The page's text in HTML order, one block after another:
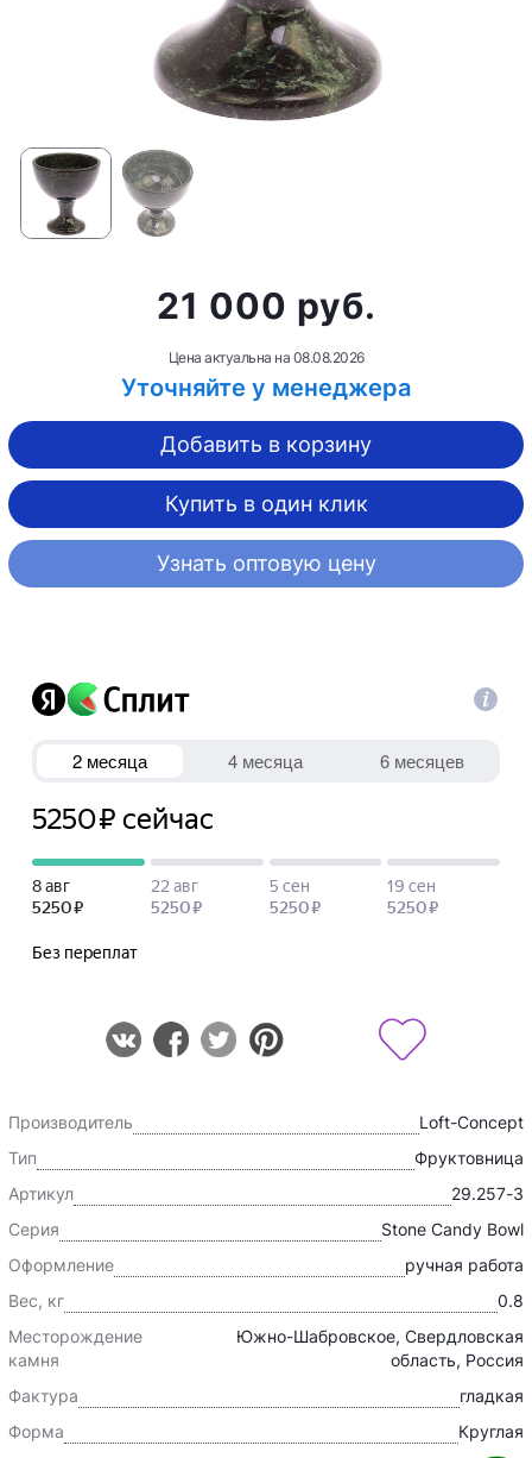
21 000 руб.
Цена актуальна на 08.08.2026
Уточняйте у менеджера
Добавить в корзину
Купить в один клик
Узнать оптовую цену
Производитель
Loft-Concept
Тип
Фруктовница
Артикул
29.257-3
Серия
Stone Candy Bowl
Оформление
ручная работа
Вес, кг
0.8
Месторождение
камня
Южно-Шабровское, Свердловская
область, Россия
Фактура
гладкая
Форма
Круглая